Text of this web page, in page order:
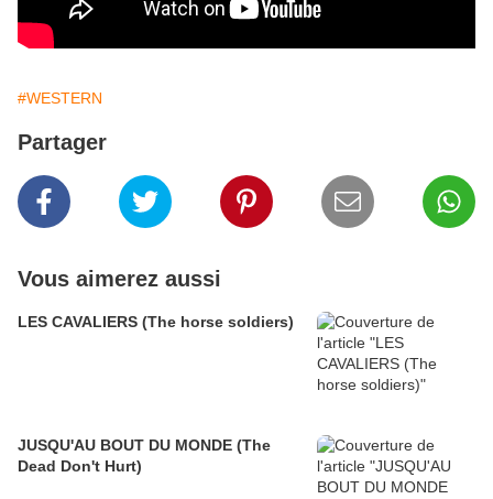
#WESTERN
Partager
Vous aimerez aussi
LES CAVALIERS (The horse soldiers)
JUSQU'AU BOUT DU MONDE (The
Dead Don't Hurt)